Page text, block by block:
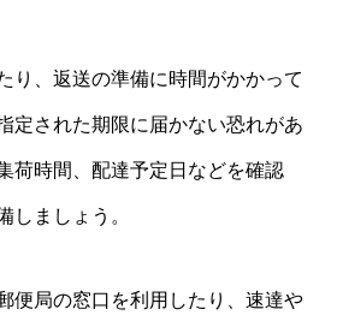
り、返送の準備に時間がかかって
定された期限に届かない恐れがあ
荷時間、配達予定日などを確認
しましょう。
便局の窓口を利用したり、速達や